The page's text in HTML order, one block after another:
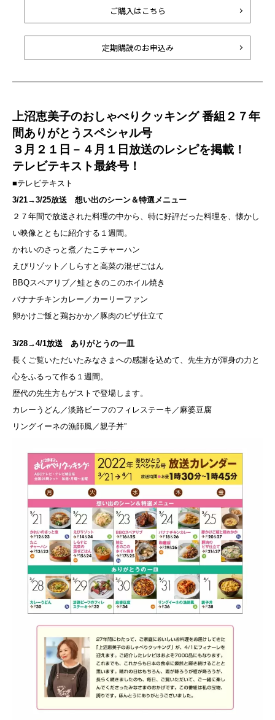
ご購入はこちら
定期購読のお申込み
上沼恵美子のおしゃべりクッキング 番組２７年
間ありがとうスペシャル号
３月２１日－４月１日放送のレシピを掲載！
テレビテキスト最終号！
■テレビテキスト
3/21→3/25放送 想い出のシーン＆特選メニュー
２７年間で放送された料理の中から、特に好評だった料理を、懐かし
い映像とともに紹介する１週間。
かれいのさっと煮／たこチャーハン
えびリゾット／しらすと高菜の混ぜごはん
BBQスペアリブ／鮭ときのこのホイル焼き
バナナチキンカレー／カーリーファン
卵かけご飯と鶏おかか／豚肉のピザ仕立て
3/28→4/1放送 ありがとうの一皿
長くご覧いただいたみなさまへの感謝を込めて、先生方が渾身の力と
心をふるって作る１週間。
歴代の先生方もゲストで登場します。
カレーうどん／淡路ビーフのフィレステーキ／麻婆豆腐
リングイーネの漁師風／親子丼”